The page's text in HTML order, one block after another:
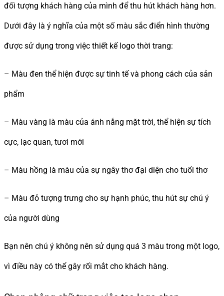
đối tượng khách hàng của mình để thu hút khách hàng hơn.
Dưới đây là ý nghĩa của một số màu sắc điển hình thường
được sử dụng trong việc thiết kế logo thời trang:
– Màu đen thể hiện được sự tinh tế và phong cách của sản
phẩm
– Màu vàng là màu của ánh nắng mặt trời, thể hiện sự tích
cực, lạc quan, tươi mới
– Màu hồng là màu của sự ngây thơ đại diện cho tuổi thơ
– Màu đỏ tượng trưng cho sự hạnh phúc, thu hút sự chú ý
của người dùng
Bạn nên chú ý không nên sử dụng quá 3 màu trong một logo,
vì điều này có thể gây rối mắt cho khách hàng.